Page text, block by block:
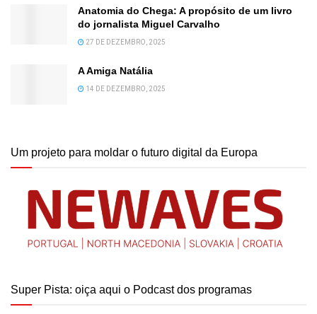
Anatomia do Chega: A propósito de um livro
do jornalista Miguel Carvalho
27 DE DEZEMBRO, 2025
A Amiga Natália
14 DE DEZEMBRO, 2025
Um projeto para moldar o futuro digital da Europa
Super Pista: oiça aqui o Podcast dos programas